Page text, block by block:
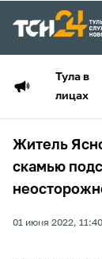
Тула в
лицах
Житель
скамью
01 июня 2022, 11:40